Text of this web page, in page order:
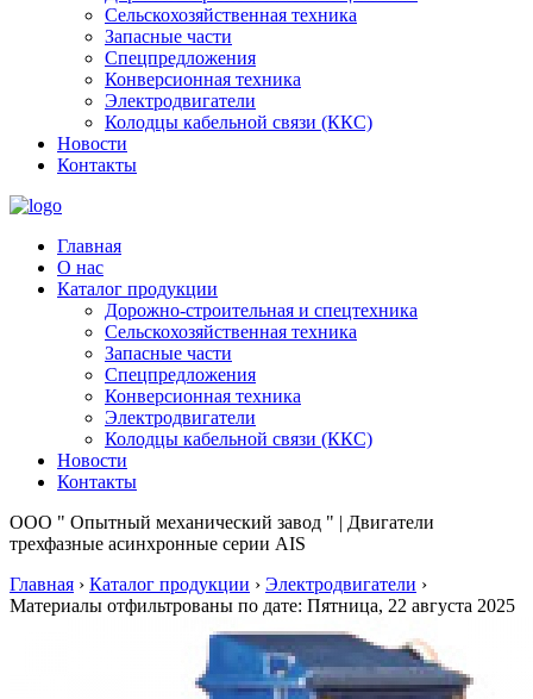
Сельскохозяйственная техника
Запасные части
Спецпредложения
Конверсионная техника
Электродвигатели
Колодцы кабельной связи (ККС)
Новости
Контакты
Главная
О нас
Каталог продукции
Дорожно-строительная и спецтехника
Сельскохозяйственная техника
Запасные части
Спецпредложения
Конверсионная техника
Электродвигатели
Колодцы кабельной связи (ККС)
Новости
Контакты
ООО " Опытный механический завод " | Двигатели
трехфазные асинхронные серии АIS
Главная › Каталог продукции › Электродвигатели ›
Материалы отфильтрованы по дате: Пятница, 22 августа 2025